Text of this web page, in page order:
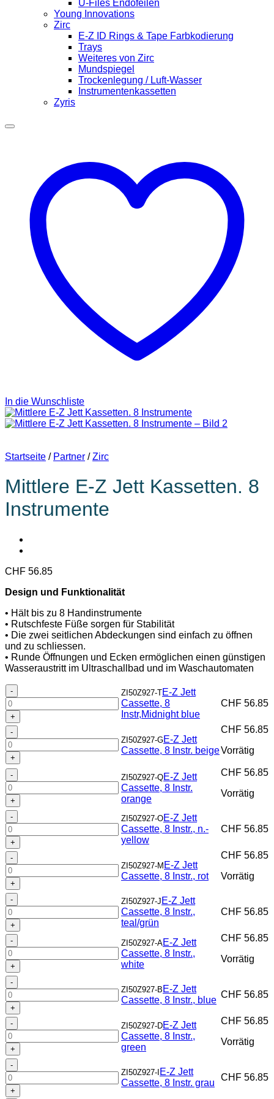
U-Files Endofeilen
Young Innovations
Zirc
E-Z ID Rings & Tape Farbkodierung
Trays
Weiteres von Zirc
Mundspiegel
Trockenlegung / Luft-Wasser
Instrumentenkassetten
Zyris
In die Wunschliste
Startseite / Partner / Zirc
Mittlere E-Z Jett Kassetten. 8
Instrumente
CHF 56.85
Design und Funktionalität
• Hält bis zu 8 Handinstrumente
• Rutschfeste Füße sorgen für Stabilität
• Die zwei seitlichen Abdeckungen sind einfach zu öffnen
und zu schliessen.
• Runde Öffnungen und Ecken ermöglichen einen günstigen
Wasseraustritt im Ultraschallbad und im Waschautomaten
E-
Z
Jett
Cassette,
blue
Menge
ZI50Z927-TE-Z Jett
Cassette, 8
Instr,Midnight blue
CHF 56.85
E-
Z
Jett
Cassette,
Instr.
beige
Menge
ZI50Z927-GE-Z Jett
Cassette, 8 Instr. beige
CHF 56.85
Vorrätig
E-
Z
Jett
Cassette,
orange
Menge
ZI50Z927-QE-Z Jett
Cassette, 8 Instr.
orange
CHF 56.85
Vorrätig
E-
Z
Jett
Cassette,
n.-
yellow
Menge
ZI50Z927-OE-Z Jett
Cassette, 8 Instr., n.-
yellow
CHF 56.85
E-
Z
Jett
Cassette,
rot
Menge
ZI50Z927-M E-Z Jett
Cassette, 8 Instr., rot
CHF 56.85
Vorrätig
E-
Z
Jett
Cassette,
teal/grün
Menge
ZI50Z927-J E-Z Jett
Cassette, 8 Instr.,
teal/grün
CHF 56.85
E-
Z
Jett
Cassette,
white
Menge
ZI50Z927-AE-Z Jett
Cassette, 8 Instr.,
white
CHF 56.85
Vorrätig
E-
Z
Jett
Cassette,
blue
Menge
ZI50Z927-B E-Z Jett
Cassette, 8 Instr., blue
CHF 56.85
E-
Z
Jett
Cassette,
green
ZI50Z927-DE-Z Jett
Cassette, 8 Instr.,
green
CHF 56.85
Vorrätig
E-
Z
Jett
Cassette,
ZI50Z927-I E-Z Jett
Cassette, 8 Instr. grau
CHF 56.85